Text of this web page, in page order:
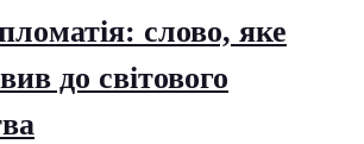
слово, яке
до світового